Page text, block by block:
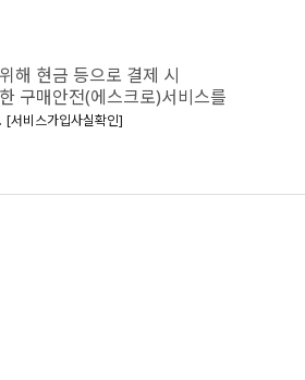
해 현금 등으로 결제 시
구매안전(에스크로)서비스를
[서비스가입사실확인]